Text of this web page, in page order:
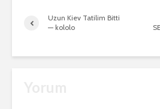
Uzun Kiev Tatilim Bitti
— kololo